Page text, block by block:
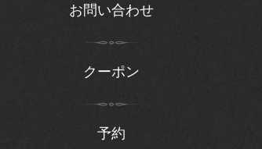
お問い合わせ
クーポン
予約